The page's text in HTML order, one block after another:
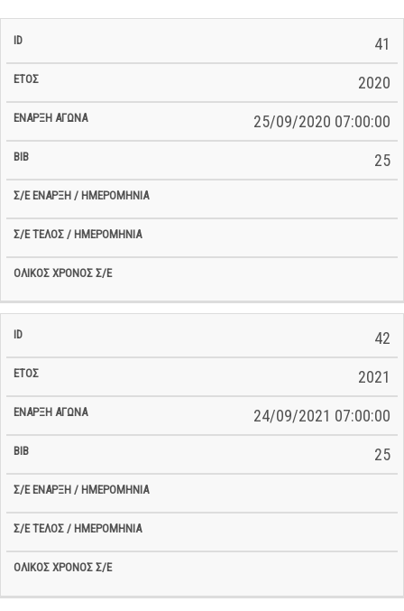
Αγώνα
Ημερομηνία
41
2020
25/09/2020 07:00:00
25
42
2021
24/09/2021 07:00:00
25